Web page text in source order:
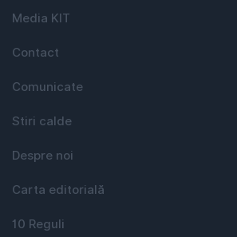
Media KIT
Contact
Comunicate
Stiri calde
Despre noi
Carta editorială
10 Reguli